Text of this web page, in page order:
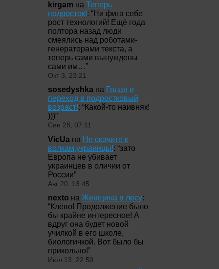
kirgam на Теперь
подросток!: “Ни фига себе
рост технологий! Ещё года
полтора назад люди
смеялись над роботами-
генераторами текста, а
теперь сами вынуждены
сами им…”
Окт 3, 23:21
sosedyshka на Голая и
переход в подростковый
возраст!: “Какой-то наивняк!
)))”
Сен 28, 07:11
VicUa на Не скачите к
волкам,украинцы!: “зато
Европа не убивает
украинцев в оличии от
России”
Авг 20, 13:45
nexto на Женщина в лесу:
“Клёво! Продолжение было
бы крайне интересное! А
вдруг она будет новой
училкой в его школе,
биологичкой. Вот было бы
прикольно!”
Июл 13, 22:50